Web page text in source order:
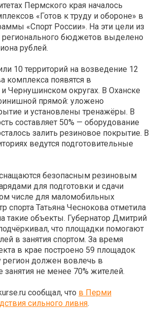
Пермского края началось
«Готов к труду и обороне» в
«Спорт России». На эти цели из
регионального бюджетов выделено
рублей.
10 территорий на возведение 12
комплекса появятся в
Чернушинском округах. В Оханске
прямой: уложено
и установлены тренажёры. В
составляет 50% — оборудование
залить резиновое покрытие. В
ведутся подготовительные
безопасным резиновым
для подготовки и сдачи
числе для маломобильных
спорта Татьяна Чеснокова отметила
такие объекты. Губернатор Дмитрий
что площадки помогают
в занятия спортом. За время
в крае построено 59 площадок
регион должен вовлечь в
занятия не менее 70% жителей.
сообщал, что в Перми
сильного ливня.